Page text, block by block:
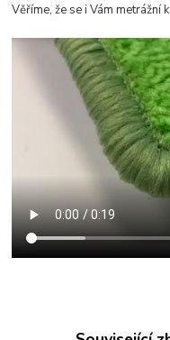
Věříme, že se i Vám metrážní